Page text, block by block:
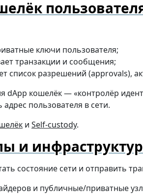
ключи пользователя;
транзакции и сообщения;
список разрешений (approvals),
dApp кошелёк — «контролёр
адрес пользователя в сети.
и Self-custody.
и
состояние сети и отправить
и публичные/приватные